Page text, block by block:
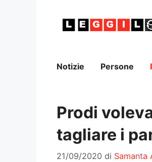
Notizie Persone
Prodi
tagliare i
21/09/2020 di Samanta